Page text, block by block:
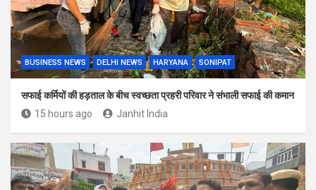
BUSINESS NEWS DELHI NEWS HARYANA SONIPAT
सफाई कर्मियों की हड़ताल के बीच स्वच्छता प्रहरी परिवार ने संभाली सफाई की कमान
15 hours ago
Janhit India